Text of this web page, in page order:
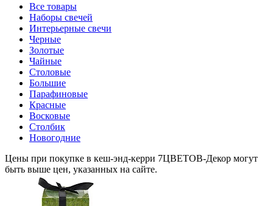
Все товары
Наборы свечей
Интерьерные свечи
Черные
Золотые
Чайные
Столовые
Большие
Парафиновые
Красные
Восковые
Столбик
Новогодние
Цены при покупке в кеш-энд-керри 7ЦВЕТОВ-Декор могут
быть выше цен, указанных на сайте.